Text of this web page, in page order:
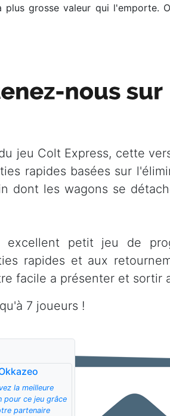
grosse valeur qui l'emporte.
jeu Colt Express, cette
rapides basées sur
dont les wagons se
excellent petit jeu de
rapides et aux
facile a présenter et sortir
7 joueurs !
la meilleure
pour ce jeu grâce
partenaire